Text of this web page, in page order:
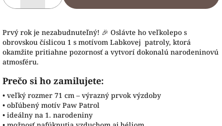
Prvý rok je nezabudnuteľný! 🎉 Oslávte ho veľkolepo s
obrovskou číslicou 1 s motívom Labkovej patroly, ktorá
okamžite pritiahne pozornosť a vytvorí dokonalú narodeninovú
atmosféru.
Prečo si ho zamilujete:
• veľký rozmer 71 cm – výrazný prvok výzdoby
• obľúbený motív Paw Patrol
• ideálny na 1. narodeniny